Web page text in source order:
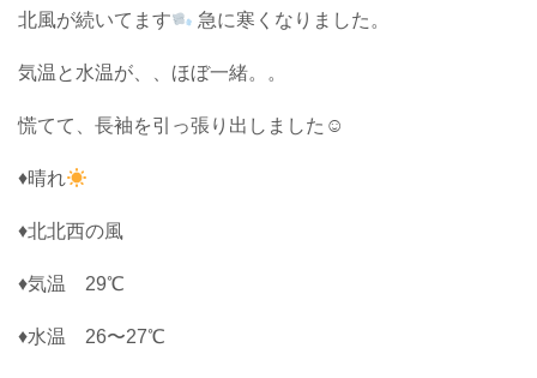
北風が続いてます 急に寒くなりました。
気温と水温が、、ほぼ一緒。。
慌てて、長袖を引っ張り出しました☺︎
♦晴れ
♦北北西の風
♦気温 29℃
♦水温 26〜27℃